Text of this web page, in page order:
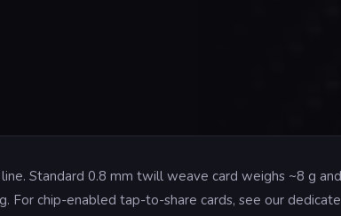
Standard 0.8 mm twill weave card weighs ~8 g
chip-enabled tap-to-share cards, see our